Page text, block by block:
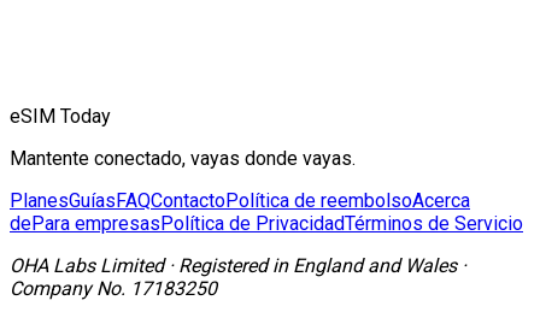
eSIM Today
Mantente conectado, vayas donde vayas.
PlanesGuíasFAQContactoPolítica de reembolsoAcerca
dePara empresasPolítica de PrivacidadTérminos de Servicio
OHA Labs Limited· Registered in England and Wales·
Company No. 17183250